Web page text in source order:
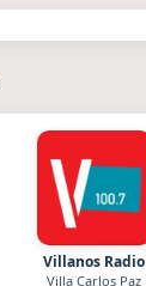
Villanos Radio
Villa Carlos Paz